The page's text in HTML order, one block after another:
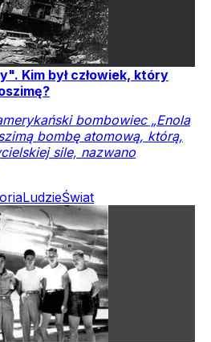
Kim był człowiek, który
bombowiec „Enola
bombę atomową, którą,
sile, nazwano
LudzieŚwiat